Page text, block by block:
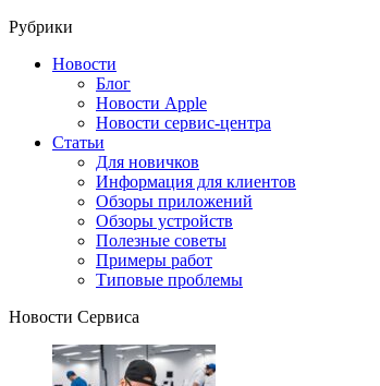
Рубрики
Новости
Блог
Новости Apple
Новости сервис-центра
Статьи
Для новичков
Информация для клиентов
Обзоры приложений
Обзоры устройств
Полезные советы
Примеры работ
Типовые проблемы
Новости Сервиса